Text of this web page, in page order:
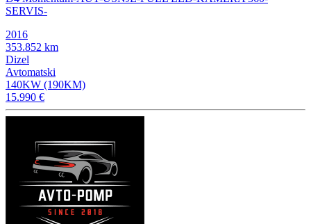
SERVIS-
2016
353.852 km
Dizel
Avtomatski
140KW (190KM)
15.990 €